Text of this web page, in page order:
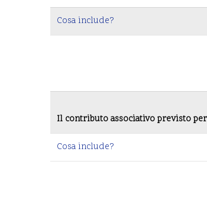
Cosa include?
Il contributo associativo previsto
Cosa include?